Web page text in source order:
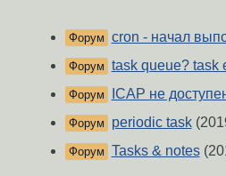
Форум cron - начал
Форум task queue? task
Форум ICAP не
Форум periodic task
Форум Tasks & notes